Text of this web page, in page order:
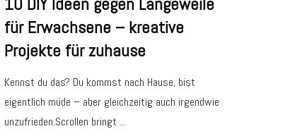
für Erwachsene – kreative
Projekte für zuhause
Kennst du das? Du kommst nach Hause, bist
eigentlich müde – aber gleichzeitig auch irgendwie
unzufrieden.Scrollen bringt ...